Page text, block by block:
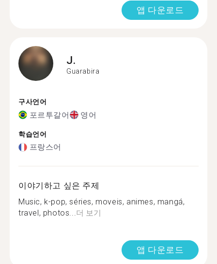
앱 다운로드
J.
Guarabira
구사언어
포르투갈어 영어
학습언어
프랑스어
이야기하고 싶은 주제
Music, k-pop, séries, moveis, animes, mangá,
travel, photos...더 보기
앱 다운로드